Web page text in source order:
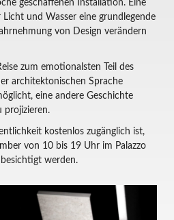
geschaffenen Installation. Eine
und Wasser eine grundlegende
von Design verändern
zum emotionalsten Teil des
architektonischen Sprache
eine andere Geschichte
projizieren.
kostenlos zugänglich ist,
von 10 bis 19 Uhr im Palazzo
besichtigt werden.